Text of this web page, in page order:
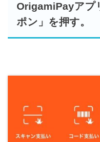
OrigamiPayアプ
ポン」を押す。